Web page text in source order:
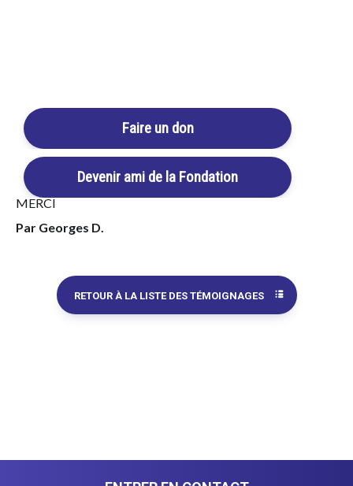
Faire un don
Devenir ami de la Fondation
satisfaisant. En juillet 2012, je suis en pleine forme. Depuis
ce traitement, je constate aussi une nette diminution de mes
allergies.
Aujourd’hui tout va bien.
MERCI
Par Georges D.
RETOUR À LA LISTE DES TÉMOIGNAGES